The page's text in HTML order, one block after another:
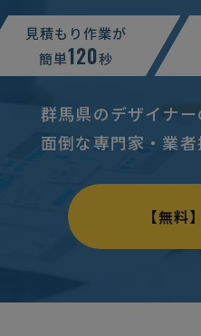
見積もり作業が
簡単120秒
群馬県のデザイナー
面倒な専門家・業
【無料